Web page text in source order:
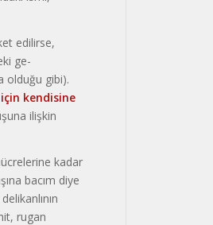
edi­lirse,
ge­
olduğu gi­bi).
ken­disine
ilişkin
kadar
bacım diye
rugan